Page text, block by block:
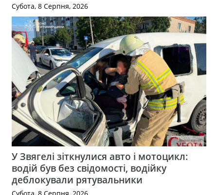
Субота, 8 Серпня, 2026
У Звягелі зіткнулися авто і мотоцикл:
водій був без свідомості, водійку
деблокували рятувальники